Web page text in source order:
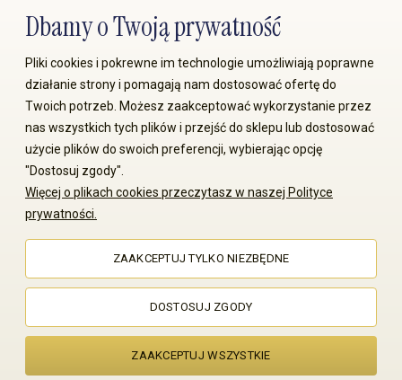
Zapłać przez:
© 2008-2026 MS70.pl / Ms70 Sp. z o.o. Wszelkie prawa
zastrzeżone. Kopiowanie treści i zdjęć bez zgody właściciela
Sklep internetowy Shoper Premium
Dbamy o Twoją prywatność
Pliki cookies i pokrewne im technologie umożliwiają poprawne
działanie strony i pomagają nam dostosować ofertę do
Twoich potrzeb. Możesz zaakceptować wykorzystanie przez
nas wszystkich tych plików i przejść do sklepu lub dostosować
użycie plików do swoich preferencji, wybierając opcję
"Dostosuj zgody".
Więcej o plikach cookies przeczytasz w naszej Polityce
prywatności.
ZAAKCEPTUJ TYLKO NIEZBĘDNE
DOSTOSUJ ZGODY
ZAAKCEPTUJ WSZYSTKIE